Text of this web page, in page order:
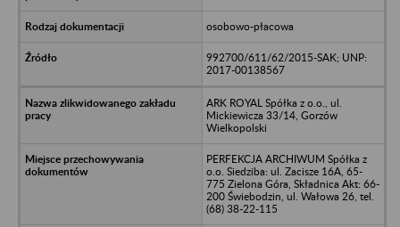
osobowo-płacowa
992700/611/62/2015-SAK; UNP:
2017-00138567
ARK ROYAL Spółka z o.o., ul.
Mickiewicza 33/14, Gorzów
Wielkopolski
PERFEKCJA ARCHIWUM Spółka z
o.o. Siedziba: ul. Zacisze 16A, 65-
775 Zielona Góra, Składnica Akt: 66-
200 Świebodzin, ul. Wałowa 26, tel.
(68) 38-22-115